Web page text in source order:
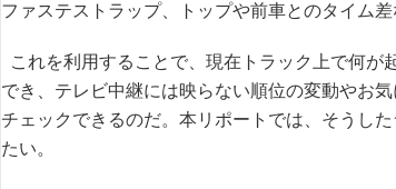
ファステストラップ、トップや前車とのタイム
これを利用することで、現在トラック上で何が
でき、テレビ中継には映らない順位の変動やお
チェックできるのだ。本リポートでは、そうし
たい。